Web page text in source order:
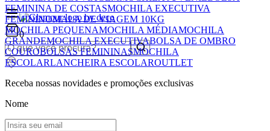
0
FEMININA DE COSTASMOCHILA EXECUTIVA
FEMININOMALA DE VIAGEM 10KG
MOCHILA PEQUENAMOCHILA MÉDIAMOCHILA
GRANDEMOCHILA EXECUTIVABOLSA DE OMBRO
COUROBOLSAS FEMININASMOCHILA
ESCOLARLANCHEIRA ESCOLAROUTLET
Receba nossas novidades e promoções exclusivas
Nome